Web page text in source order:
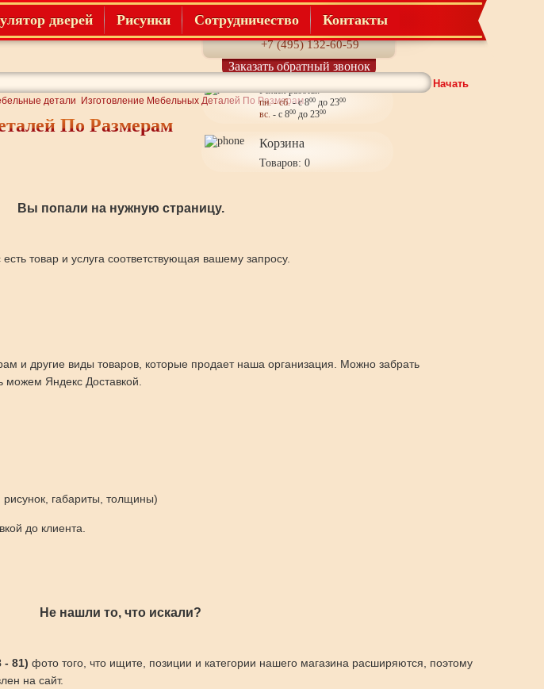
Телефон:
+7 (495) 132-60-59
Заказать обратный звонок
Режим работы:
пн. - сб.- с 800до 2300
вс. - с 800до 2300
Корзина
Товаров: 0
дверей Рисунки Сотрудничество Контакты
Начать
детали Изготовление Мебельных Деталей По Размерам
По Размерам
Вы попали на нужную страницу.
товар и услуга соответствующая вашему запросу.
и другие виды товаров, которые продает наша организация. Можно забрать
Яндекс Доставкой.
габариты, толщины)
до клиента.
Не нашли то, что искали?
- 81) фото того, что ищите, позиции и категории нашего магазина расширяются, поэтому
на сайт.